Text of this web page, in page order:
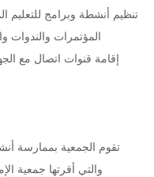
المؤتمرات والندوات
تقوم الجمعية بممارسة
والتي أقرتها جمعية